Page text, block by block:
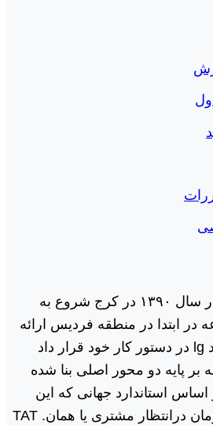
مجموعه ماد سرویس در سال ١٣٩٠ در کرج شروع به
در ابتدا در منطقه فردیس ارائه
خدمات به مشتریان برند lg در دستور کار خود قرار داد
پایه دو محور اصلی بنا شده
بر اساس استاندارد جهانی که این
استاندارد شامل مدت زمان درانتظار مشتری یا همان. TAT